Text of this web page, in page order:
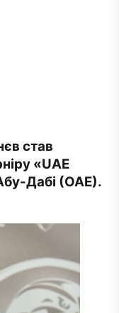
став
«UAE
Дабі (ОАЕ).